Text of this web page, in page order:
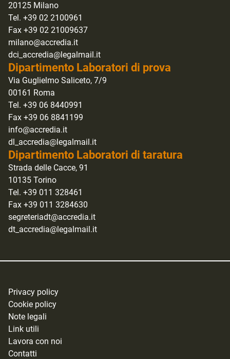
20125 Milano
Tel. +39 02 2100961
Fax +39 02 21009637
milano@accredia.it
dci_accredia@legalmail.it
Dipartimento Laboratori di prova
Via Guglielmo Saliceto, 7/9
00161 Roma
Tel. +39 06 8440991
Fax +39 06 8841199
info@accredia.it
dl_accredia@legalmail.it
Dipartimento Laboratori di taratura
Strada delle Cacce, 91
10135 Torino
Tel. +39 011 328461
Fax +39 011 3284630
segreteriadt@accredia.it
dt_accredia@legalmail.it
Privacy policy
Cookie policy
Note legali
Link utili
Lavora con noi
Contatti